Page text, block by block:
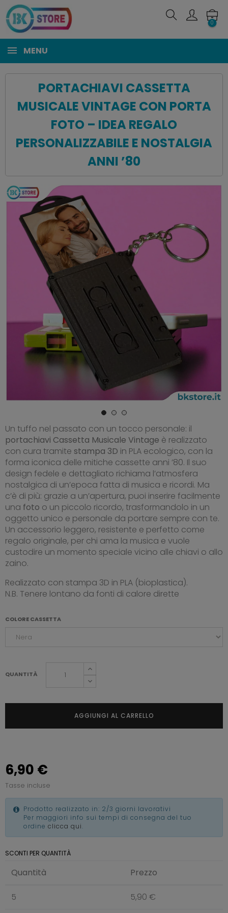
0
MENU
PORTACHIAVI CASSETTA
MUSICALE VINTAGE CON PORTA
FOTO – IDEA REGALO
PERSONALIZZABILE E NOSTALGIA
ANNI ’80
Un tuffo nel passato con un tocco personale: il
portachiavi Cassetta Musicale Vintage è realizzato
con cura tramite stampa 3D in PLA ecologico, con la
forma iconica delle mitiche cassette anni ’80. Il suo
design fedele e dettagliato richiama l’atmosfera
nostalgica di un’epoca fatta di musica e ricordi. Ma
c’è di più: grazie a un’apertura, puoi inserire facilmente
una foto o un piccolo ricordo, trasformandolo in un
oggetto unico e personale da portare sempre con te.
Un accessorio leggero, resistente e perfetto come
regalo originale, per chi ama la musica e vuole
custodire un momento speciale vicino alle chiavi o allo
zaino.
Realizzato con stampa 3D in PLA (bioplastica).
N.B. Tenere lontano da fonti di calore dirette
COLORE CASSETTA
QUANTITÀ
AGGIUNGI AL CARRELLO
6,90 €
Tasse incluse
Prodotto realizzato in: 2/3 giorni lavorativi
Per maggiori info sui tempi di consegna del tuo
ordine clicca qui.
SCONTI PER QUANTITÀ
Quantità Prezzo
5 5,90 €